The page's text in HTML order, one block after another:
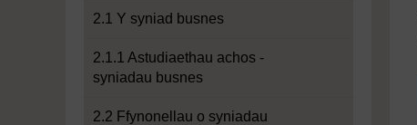
2.1 Y syniad busnes
2.1.1 Astudiaethau achos -
syniadau busnes
2.2 Ffynonellau o syniadau